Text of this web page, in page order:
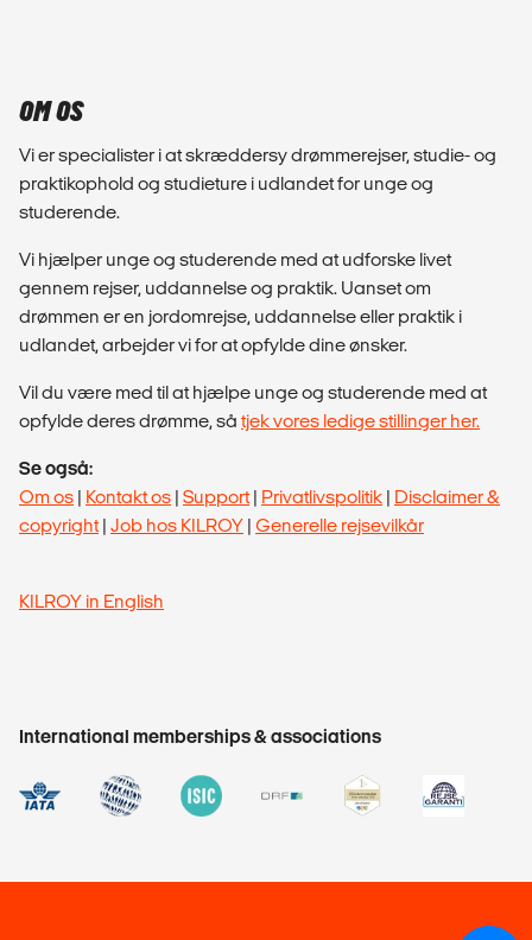
OM OS
Vi er specialister i at skræddersy drømmerejser, studie- og
praktikophold og studieture i udlandet for unge og
studerende.
Vi hjælper unge og studerende med at udforske livet
gennem rejser, uddannelse og praktik. Uanset om
drømmen er en jordomrejse, uddannelse eller praktik i
udlandet, arbejder vi for at opfylde dine ønsker.
Vil du være med til at hjælpe unge og studerende med at
opfylde deres drømme, så tjek vores ledige stillinger her.
Se også:
Om os | Kontakt os | Support| Privatlivspolitik | Disclaimer &
copyright| Job hos KILROY | Generelle rejsevilkår
KILROY in English
International memberships & associations